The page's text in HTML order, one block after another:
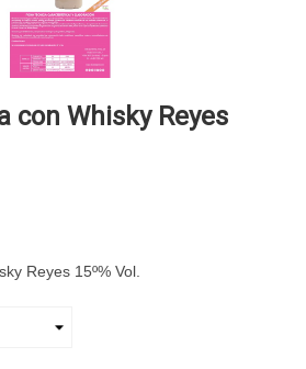
con Whisky Reyes
Reyes 15º% Vol.